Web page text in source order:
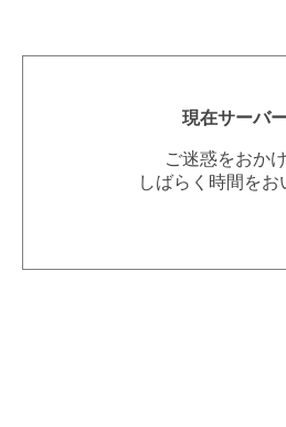
現在サーバ
ご迷惑をおか
しばらく時間を